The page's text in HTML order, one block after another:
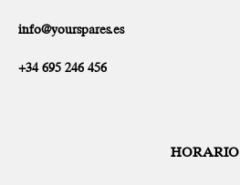
info@yourspares.es
+34 695 246 456
HORARIO